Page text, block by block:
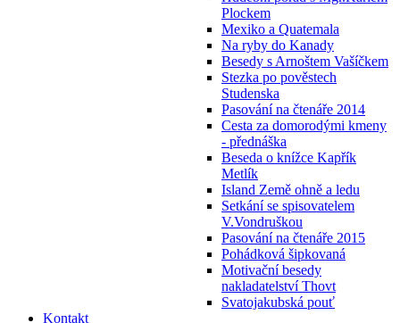
Plockem
Mexiko a Quatemala
Na ryby do Kanady
Besedy s Arnoštem Vašíčkem
Stezka po pověstech
Studenska
Pasování na čtenáře 2014
Cesta za domorodými kmeny
- přednáška
Beseda o knížce Kapřík
Metlík
Island Země ohně a ledu
Setkání se spisovatelem
V.Vondruškou
Pasování na čtenáře 2015
Pohádková šipkovaná
Motivační besedy
nakladatelství Thovt
Svatojakubská pouť
Kontakt